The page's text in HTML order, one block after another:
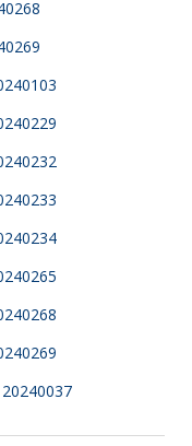
20240037